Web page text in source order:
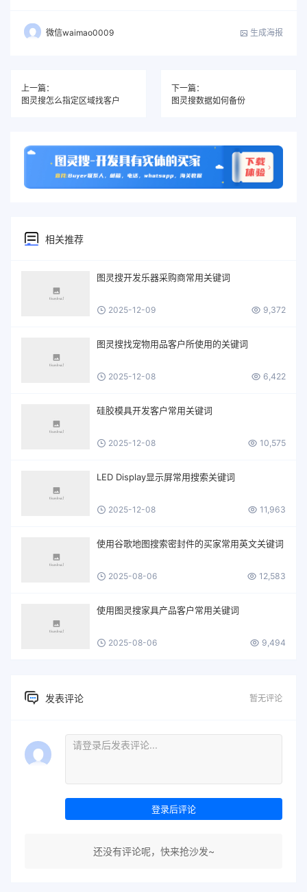
微信waimao0009 生成海报
上一篇：
图灵搜怎么指定区域找客户
下一篇：
图灵搜数据如何备份
相关推荐
图灵搜开发乐器采购商常用关键词
2025-12-09 9,372
图灵搜找宠物用品客户所使用的关键词
2025-12-08 6,422
硅胶模具开发客户常用关键词
2025-12-08 10,575
LED Display显示屏常用搜索关键词
2025-12-08 11,963
使用谷歌地图搜索密封件的买家常用英文关键词
2025-08-06 12,583
使用图灵搜家具产品客户常用关键词
2025-08-06 9,494
发表评论 暂无评论
登录后评论
还没有评论呢，快来抢沙发~